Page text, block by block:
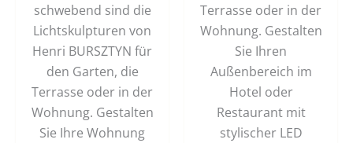
schwebend sind die
Lichtskulpturen von
Henri BURSZTYN für
den Garten, die
Terrasse oder in der
Wohnung. Gestalten
Sie Ihre Wohnung
Terrasse oder in der
Wohnung. Gestalten
Sie Ihren
Außenbereich im
Hotel oder
Restaurant mit
stylischer LED